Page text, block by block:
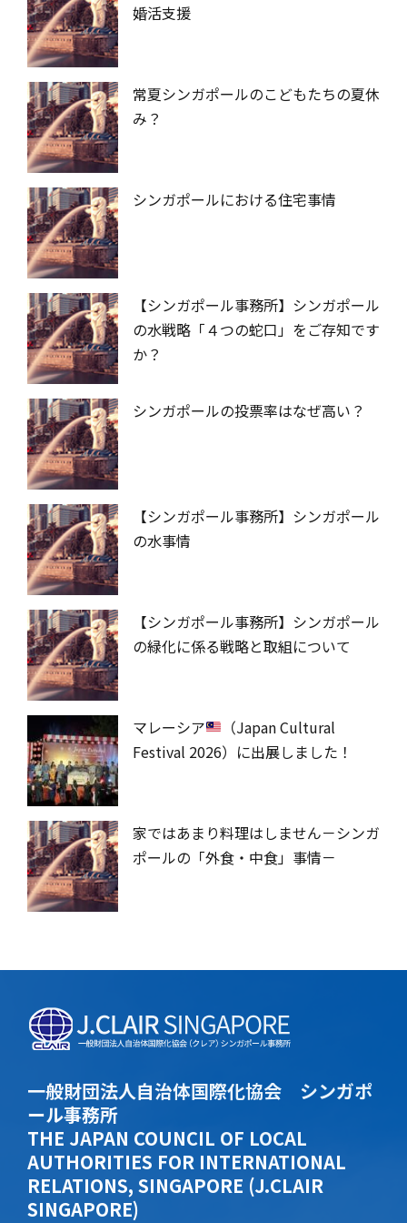
婚活支援
常夏シンガポールのこどもたちの夏休
み？
シンガポールにおける住宅事情
【シンガポール事務所】シンガポール
の水戦略「４つの蛇口」をご存知です
か？
シンガポールの投票率はなぜ高い？
【シンガポール事務所】シンガポール
の水事情
【シンガポール事務所】シンガポール
の緑化に係る戦略と取組について
マレーシア
（Japan Cultural
Festival 2026）に出展しました！
家ではあまり料理はしません－シンガ
ポールの「外食・中食」事情－
一般財団法人自治体国際化協会 シンガポ
ール事務所
THE JAPAN COUNCIL OF LOCAL
AUTHORITIES FOR INTERNATIONAL
RELATIONS, SINGAPORE (J.CLAIR
SINGAPORE)